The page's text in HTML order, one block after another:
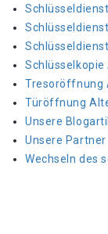
Schlüsselkopie
Tresoröffnung
Türöffnung
Unsere
Unsere Partner
Wechseln des